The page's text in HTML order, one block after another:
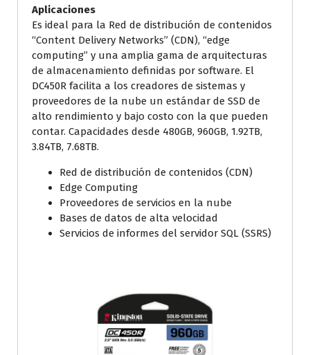
Aplicaciones
Es ideal para la Red de distribución de contenidos
“Content Delivery Networks” (CDN), “edge
computing” y una amplia gama de arquitecturas
de almacenamiento definidas por software. El
DC450R facilita a los creadores de sistemas y
proveedores de la nube un estándar de SSD de
alto rendimiento y bajo costo con la que pueden
contar. Capacidades desde 480GB, 960GB, 1.92TB,
3.84TB, 7.68TB.
Red de distribución de contenidos (CDN)
Edge Computing
Proveedores de servicios en la nube
Bases de datos de alta velocidad
Servicios de informes del servidor SQL (SSRS)